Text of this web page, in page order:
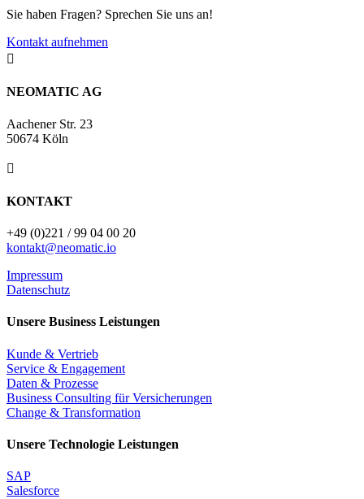
Sie haben Fragen? Sprechen Sie uns an!
Kontakt aufnehmen

NEOMATIC AG
Aachener Str. 23
50674 Köln

KONTAKT
+49 (0)221 / 99 04 00 20
kontakt@neomatic.io
Impressum
Datenschutz
Unsere Business Leistungen
Kunde & Vertrieb
Service & Engagement
Daten & Prozesse
Business Consulting für Versicherungen
Change & Transformation
Unsere Technologie Leistungen
SAP
Salesforce